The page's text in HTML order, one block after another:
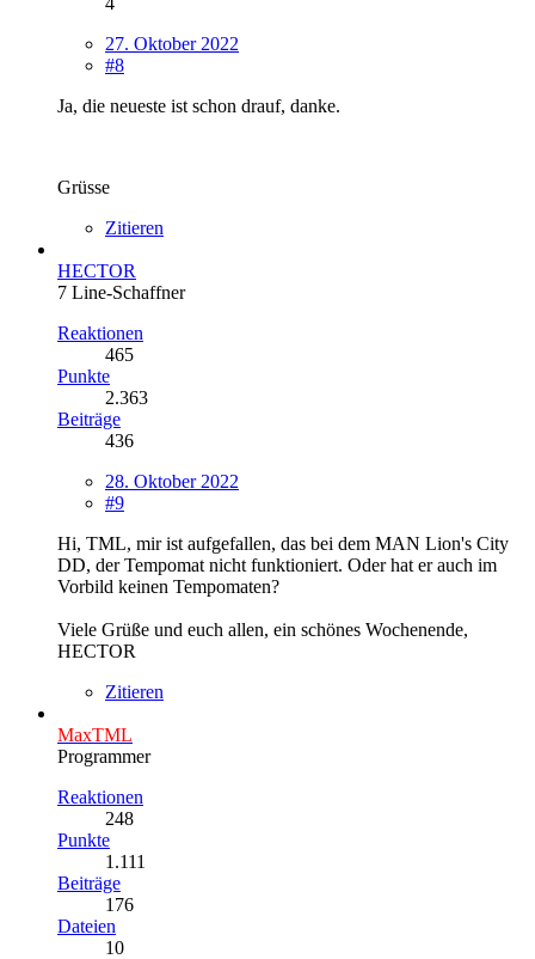
27. Oktober 2022
#8
Ja, die neueste ist schon drauf, danke.
Grüsse
Zitieren
HECTOR
7 Line-Schaffner
Reaktionen
465
Punkte
2.363
Beiträge
436
28. Oktober 2022
#9
Hi, TML, mir ist aufgefallen, das bei dem MAN Lion's City
DD, der Tempomat nicht funktioniert. Oder hat er auch im
Vorbild keinen Tempomaten?
Viele Grüße und euch allen, ein schönes Wochenende,
HECTOR
Zitieren
MaxTML
Programmer
Reaktionen
248
Punkte
1.111
Beiträge
176
Dateien
10